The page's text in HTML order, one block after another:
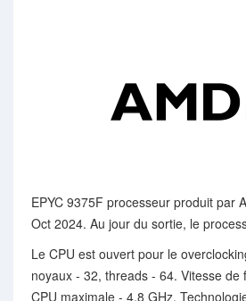
EPYC 9375F processeur produit par
Oct 2024. Au jour du sortie, le
Le CPU est ouvert pour le
noyaux - 32, threads - 64. Vitesse de
CPU maximale - 4.8 GHz.